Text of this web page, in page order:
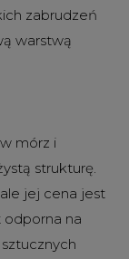
zabrudzeń
warstwą
mórz i
strukturę.
jej cena jest
odporna na